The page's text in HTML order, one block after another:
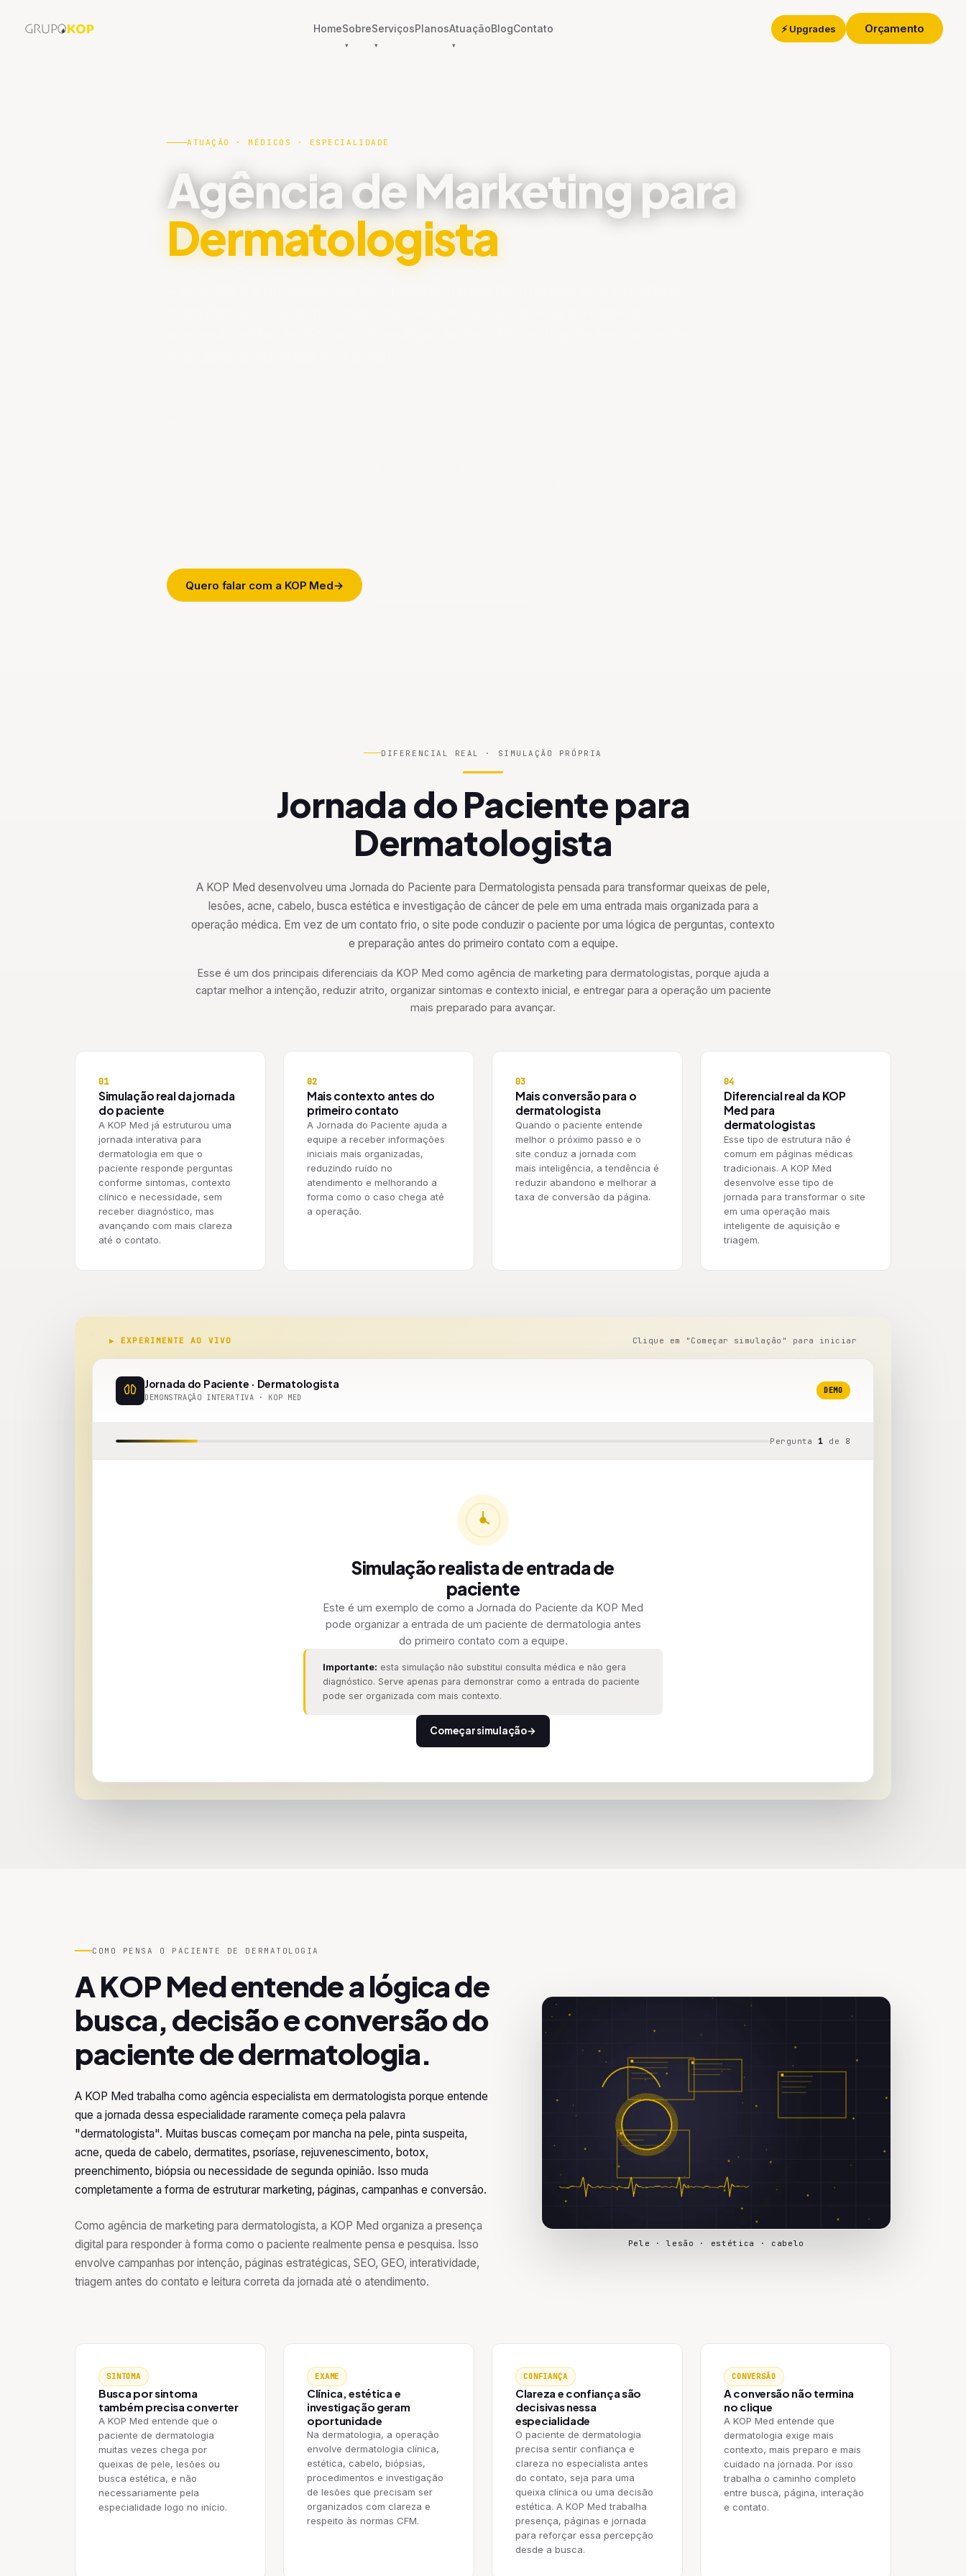
HomeSobreServiçosPlanosAtuaçãoBlogContato ⚡ Upgrades Orçamento
ATUAÇÃO · MÉDICOS · ESPECIALIDADE
Agência de Marketing para
Dermatologista
Quero falar com a KOP Med
DIFERENCIAL REAL · SIMULAÇÃO PRÓPRIA
Jornada do Paciente para
Dermatologista
A KOP Med desenvolveu uma Jornada do Paciente para Dermatologista pensada para transformar queixas de pele,
lesões, acne, cabelo, busca estética e investigação de câncer de pele em uma entrada mais organizada para a
operação médica. Em vez de um contato frio, o site pode conduzir o paciente por uma lógica de perguntas, contexto
e preparação antes do primeiro contato com a equipe.
Esse é um dos principais diferenciais da KOP Med como agência de marketing para dermatologistas, porque ajuda a
captar melhor a intenção, reduzir atrito, organizar sintomas e contexto inicial, e entregar para a operação um paciente
mais preparado para avançar.
01
Simulação real da jornada
do paciente
A KOP Med já estruturou uma
jornada interativa para
dermatologia em que o
paciente responde perguntas
conforme sintomas, contexto
clínico e necessidade, sem
receber diagnóstico, mas
avançando com mais clareza
até o contato.
02
Mais contexto antes do
primeiro contato
A Jornada do Paciente ajuda a
equipe a receber informações
iniciais mais organizadas,
reduzindo ruído no
atendimento e melhorando a
forma como o caso chega até
a operação.
03
Mais conversão para o
dermatologista
Quando o paciente entende
melhor o próximo passo e o
site conduz a jornada com
mais inteligência, a tendência é
reduzir abandono e melhorar a
taxa de conversão da página.
04
Diferencial real da KOP
Med para
dermatologistas
Esse tipo de estrutura não é
comum em páginas médicas
tradicionais. A KOP Med
desenvolve esse tipo de
jornada para transformar o site
em uma operação mais
inteligente de aquisição e
triagem.
▶ EXPERIMENTE AO VIVO Clique em "Começar simulação" para iniciar
Jornada do Paciente · Dermatologista
DEMONSTRAÇÃO INTERATIVA · KOP MED
DEMO
Pergunta 1 de 8
Simulação realista de entrada de
paciente
Este é um exemplo de como a Jornada do Paciente da KOP Med
pode organizar a entrada de um paciente de dermatologia antes
do primeiro contato com a equipe.
Importante: esta simulação não substitui consulta médica e não gera
diagnóstico. Serve apenas para demonstrar como a entrada do paciente
pode ser organizada com mais contexto.
Começar simulação→
COMO PENSA O PACIENTE DE DERMATOLOGIA
A KOP Med entende a lógica de
busca, decisão e conversão do
paciente de dermatologia.
A KOP Med trabalha como agência especialista em dermatologista porque entende
que a jornada dessa especialidade raramente começa pela palavra
"dermatologista". Muitas buscas começam por mancha na pele, pinta suspeita,
acne, queda de cabelo, dermatites, psoríase, rejuvenescimento, botox,
preenchimento, biópsia ou necessidade de segunda opinião. Isso muda
completamente a forma de estruturar marketing, páginas, campanhas e conversão.
Como agência de marketing para dermatologista, a KOP Med organiza a presença
digital para responder à forma como o paciente realmente pensa e pesquisa. Isso
envolve campanhas por intenção, páginas estratégicas, SEO, GEO, interatividade,
triagem antes do contato e leitura correta da jornada até o atendimento.
Pele · lesão · estética · cabelo
SINTOMA
Busca por sintoma
também precisa converter
A KOP Med entende que o
paciente de dermatologia
muitas vezes chega por
queixas de pele, lesões ou
busca estética, e não
necessariamente pela
especialidade logo no início.
EXAME
Clínica, estética e
investigação geram
oportunidade
Na dermatologia, a operação
envolve dermatologia clínica,
estética, cabelo, biópsias,
procedimentos e investigação
de lesões que precisam ser
organizados com clareza e
respeito às normas CFM.
CONFIANÇA
Clareza e confiança são
decisivas nessa
especialidade
O paciente de dermatologia
precisa sentir confiança e
clareza no especialista antes
do contato, seja para uma
queixa clínica ou uma decisão
estética. A KOP Med trabalha
presença, páginas e jornada
para reforçar essa percepção
desde a busca.
CONVERSÃO
A conversão não termina
no clique
A KOP Med entende que
dermatologia exige mais
contexto, mais preparo e mais
cuidado na jornada. Por isso
trabalha o caminho completo
entre busca, página, interação
e contato.